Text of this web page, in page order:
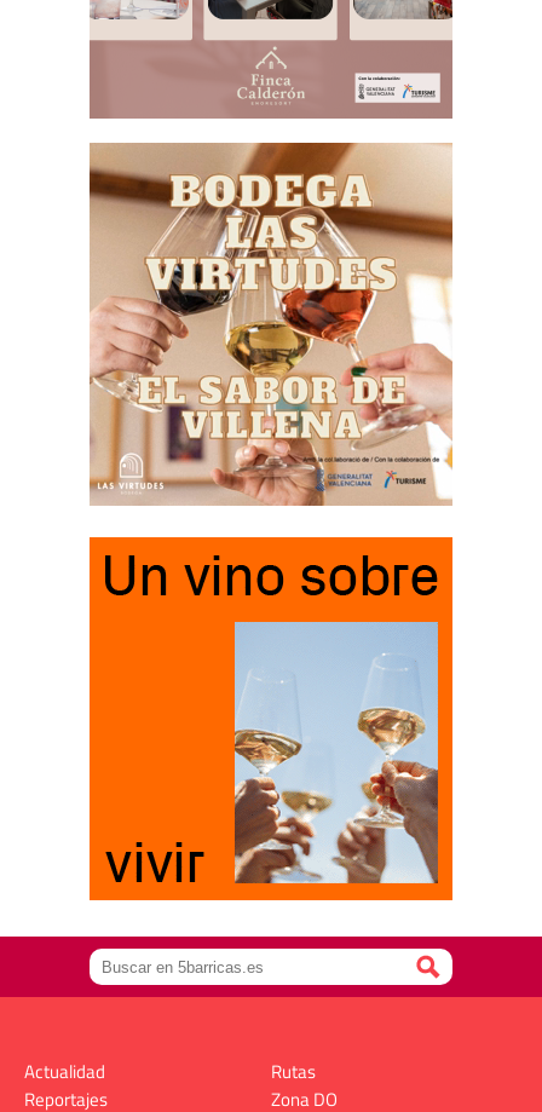
Actualidad
Reportajes
Rutas
Zona DO